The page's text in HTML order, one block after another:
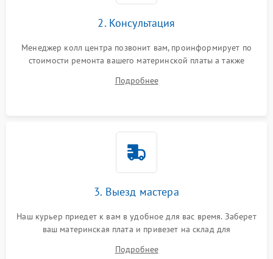
2. Консультация
Менеджер колл центра позвонит вам, проинформирует по
стоимости ремонта вашего материнской платы а также
Подробнее
3. Выезд мастера
Наш курьер приедет к вам в удобное для вас время. Заберет
ваш материнская плата и привезет на склад для
Подробнее